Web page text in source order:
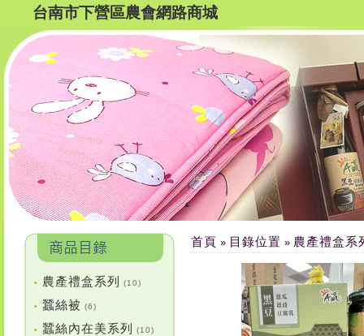
台南市下營區農會網路商城
• 農產禮盒系列 (10)
• 蠶絲被 (6)
• 蠶絲內在美系列 (10)
首頁 » 目錄位置 » 農產禮盒系